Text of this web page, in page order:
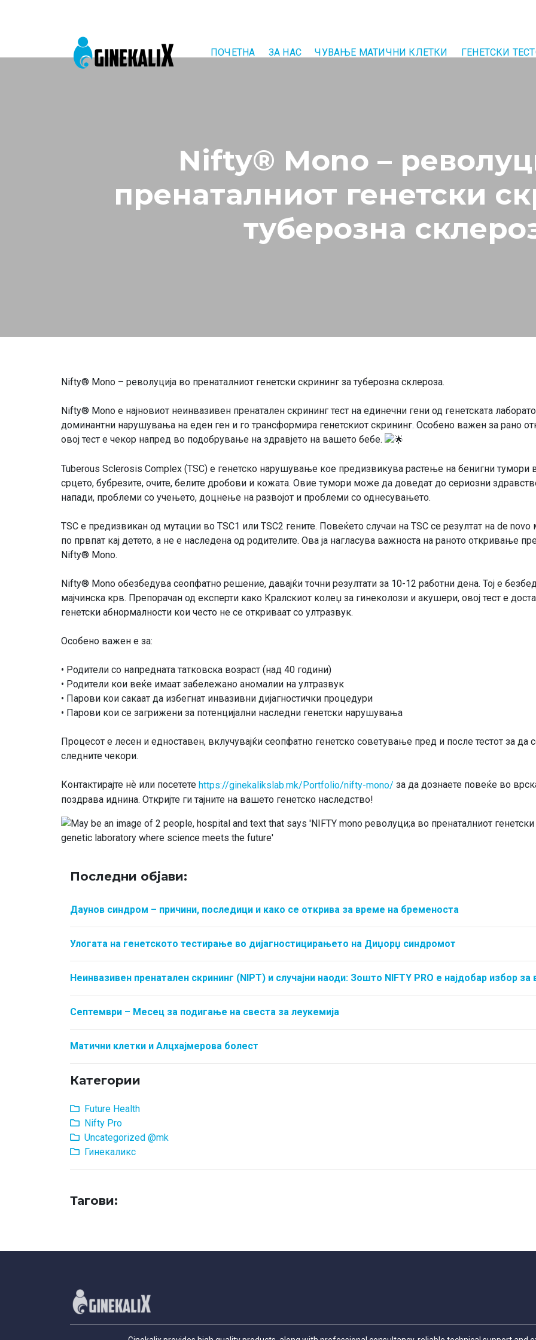
Main Navigation ПОЧЕТНА ЗА НАС ЧУВАЊЕ МАТИЧНИ КЛЕТКИ ГЕНЕТСКИ
Nifty® Mono –
пренаталниот генетски
туберозна
Nifty® Mono – револуција во пренаталниот генетски скрининг за туберозна склероза.
Nifty® Mono е најновиот неинвазивен пренатален скрининг тест на единечни гени од генетската
доминантни нарушувања на еден ген и го трансформира генетскиот скрининг. Особено важен за рано
овој тест е чекор напред во подобрување на здравјето на вашето бебе.
Tuberous Sclerosis Complex (TSC) е генетско нарушување кое предизвикува растење на бенигни тумори
срцето, бубрезите, очите, белите дробови и кожата. Овие тумори може да доведат до сериозни
напади, проблеми со учењето, доцнење на развојот и проблеми со однесувањето.
TSC е предизвикан од мутации во TSC1 или TSC2 гените. Повеќето случаи на TSC се резултат на de
по првпат кај детето, а не е наследена од родителите. Ова ја нагласува важноста на раното откривање
Nifty® Mono.
Nifty® Mono обезбедува сеопфатно решение, давајќи точни резултати за 10-12 работни дена. Тој е
мајчинска крв. Препорачан од експерти како Кралскиот колеџ за гинеколози и акушери, овој тест е
генетски абнормалности кои често не се откриваат со ултразвук.
Особено важен е за:
• Родители со напредната татковска возраст (над 40 години)
• Родители кои веќе имаат забележано аномалии на ултразвук
• Парови кои сакаат да избегнат инвазивни дијагностички процедури
• Парови кои се загрижени за потенцијални наследни генетски нарушувања
Процесот е лесен и едноставен, вклучувајќи сеопфатно генетско советување пред и после тестот за да
следните чекори.
Контактирајте нѐ или посетете https://ginekalikslab.mk/Portfolio/nifty-mono/ за да дознаете повеќе во
поздрава иднина. Откријте ги тајните на вашето генетско наследство!
Последни објави:
Даунов синдром – причини, последици и како се открива за време на бременоста
Улогата на генетското тестирање во дијагностицирањето на Диџорџ синдромот
Неинвазивен пренатален скрининг (NIPT) и случајни наоди: Зошто NIFTY PRO е најдобар избор за
Септември – Месец за подигање на свеста за леукемија
Матични клетки и Алцхајмерова болест
Категории
Future Health
Nifty Pro
Uncategorized @mk
Гинекаликс
Тагови: